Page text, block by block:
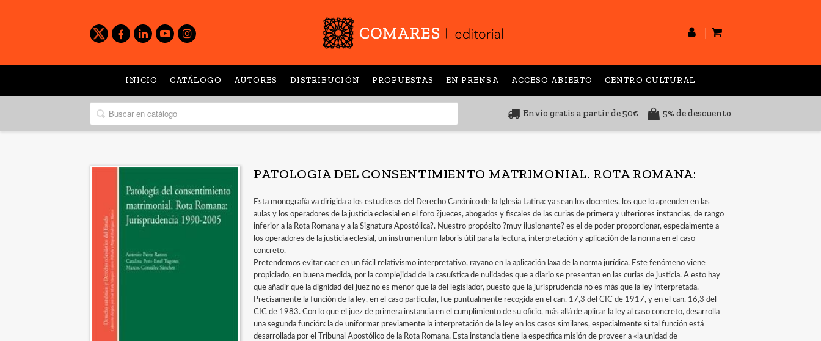
INICIO CATÁLOGO AUTORES DISTRIBUCIÓN PROPUESTAS EN PRENSA ACCESO ABIERTO CENTRO CULTURAL
Envío gratis a partir de 50€ 5% de descuento
PATOLOGIA DEL CONSENTIMIENTO MATRIMONIAL. ROTA ROMANA:
Esta monografía va dirigida a los estudiosos del Derecho Canónico de la Iglesia Latina: ya sean los docentes, los que lo aprenden en las
aulas y los operadores de la justicia eclesial en el foro ?jueces, abogados y fiscales de las curias de primera y ulteriores instancias, de rango
inferior a la Rota Romana y a la Signatura Apostólica?. Nuestro propósito ?muy ilusionante? es el de poder proporcionar, especialmente a
los operadores de la justicia eclesial, un instrumentum laboris útil para la lectura, interpretación y aplicación de la norma en el caso
concreto.
Pretendemos evitar caer en un fácil relativismo interpretativo, rayano en la aplicación laxa de la norma jurídica. Este fenómeno viene
propiciado, en buena medida, por la complejidad de la casuística de nulidades que a diario se presentan en las curias de justicia. A esto hay
que añadir que la dignidad del juez no es menor que la del legislador, puesto que la jurisprudencia no es más que la ley interpretada.
Precisamente la función de la ley, en el caso particular, fue puntualmente recogida en el can. 17,3 del CIC de 1917, y en el can. 16,3 del
CIC de 1983. Con lo que el juez de primera instancia en el cumplimiento de su oficio, más allá de aplicar la ley al caso concreto, desarrolla
una segunda función: la de uniformar previamente la interpretación de la ley en los casos similares, especialmente si tal función está
desarrollada por el Tribunal Apostólico de la Rota Romana. Esta instancia tiene la específica misión de proveer a «la unidad de